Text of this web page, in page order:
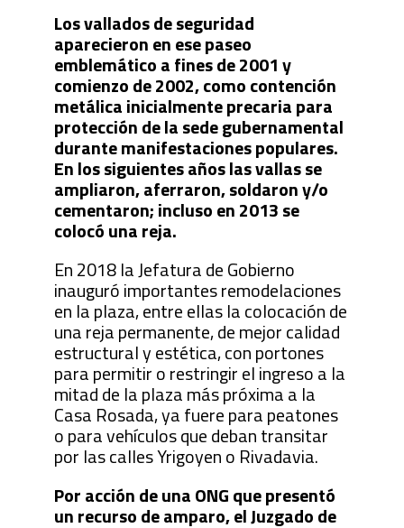
Los vallados de seguridad
aparecieron en ese paseo
emblemático a fines de 2001 y
comienzo de 2002, como contención
metálica inicialmente precaria para
protección de la sede gubernamental
durante manifestaciones populares.
En los siguientes años las vallas se
ampliaron, aferraron, soldaron y/o
cementaron; incluso en 2013 se
colocó una reja.
En 2018 la Jefatura de Gobierno
inauguró importantes remodelaciones
en la plaza, entre ellas la colocación de
una reja permanente, de mejor calidad
estructural y estética, con portones
para permitir o restringir el ingreso a la
mitad de la plaza más próxima a la
Casa Rosada, ya fuere para peatones
o para vehículos que deban transitar
por las calles Yrigoyen o Rivadavia.
Por acción de una ONG que presentó
un recurso de amparo, el Juzgado de